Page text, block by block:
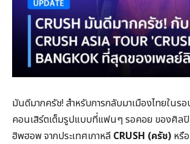
มันดีมากครัช! สำหรับการกลับมาเมืองไทยในร
คอนเสิร์ตเต็มรูปแบบที่แฟนๆ รอคอย ของศิล
ฮิพฮอพ จากประเทศเกาหลี CRUSH (ครัช) หรือ